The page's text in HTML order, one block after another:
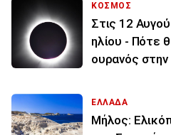
ΚΟΣΜΟΣ
Στις 12
ηλίου - Πότε
ουρανός
ΕΛΛΑΔΑ
Μήλος: